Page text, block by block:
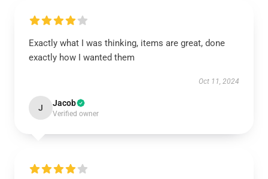
Exactly what I was thinking, items are great, done
exactly how I wanted them
Oct 11, 2024
J Jacob
Verified owner